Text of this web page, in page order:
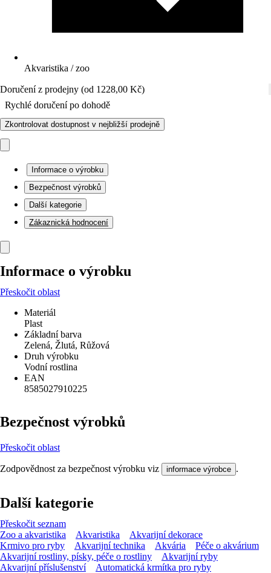
Akvaristika / zoo
Doručení z prodejny (od 1228,00 Kč)
Rychlé doručení po dohodě
Zkontrolovat dostupnost v nejbližší prodejně
Informace o výrobku
Bezpečnost výrobků
Další kategorie
Zákaznická hodnocení
Informace o výrobku
Přeskočit oblast
Materiál
Plast
Základní barva
Zelená, Žlutá, Růžová
Druh výrobku
Vodní rostlina
EAN
8585027910225
Bezpečnost výrobků
Přeskočit oblast
Zodpovědnost za bezpečnost výrobku viz informace výrobce .
Další kategorie
Přeskočit seznam
Zoo a akvaristika
Akvaristika
Akvarijní dekorace
Krmivo pro ryby
Akvarijní technika Akvária
Péče o akvárium
Akvarijní rostliny, písky, péče o rostliny
Akvarijní ryby
Akvarijní příslušenství
Automatická krmítka pro ryby